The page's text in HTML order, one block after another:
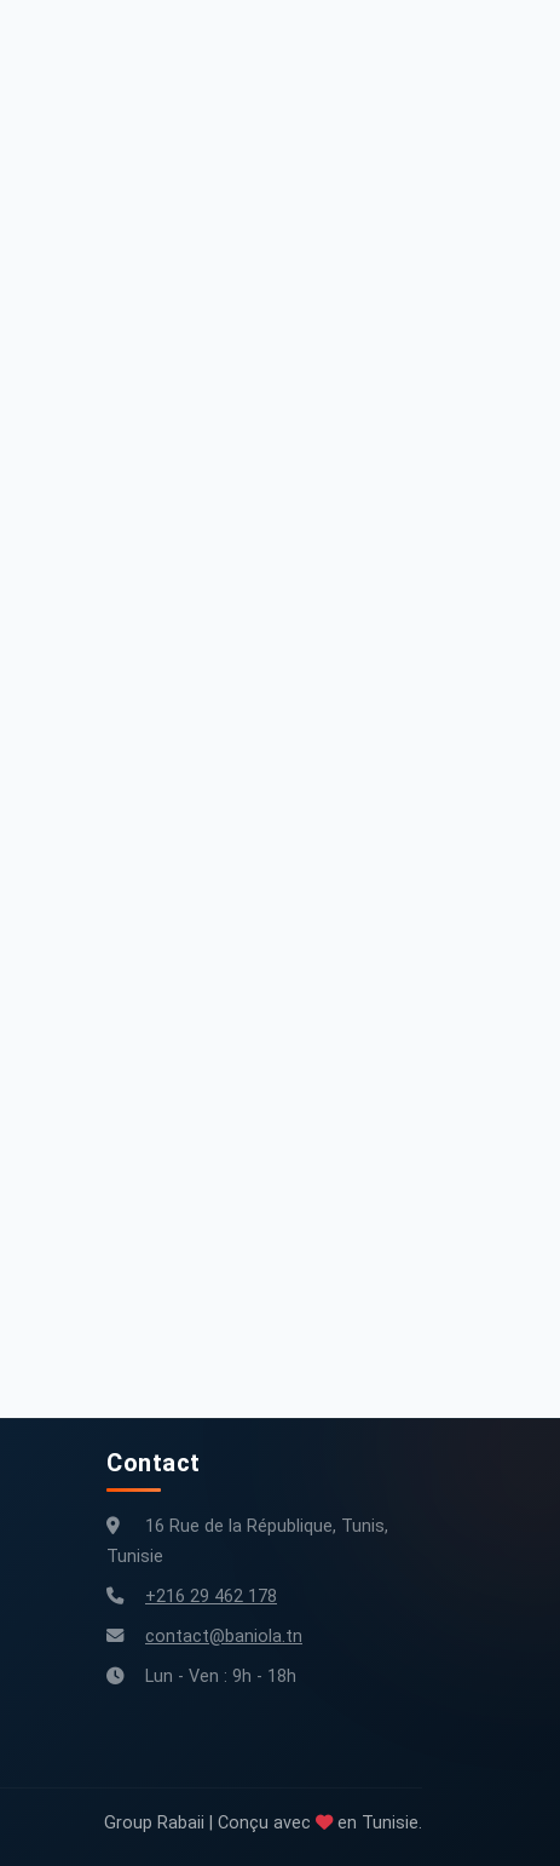
Contact
16 Rue de la République, Tunis,
Tunisie
+216 29 462 178
contact@baniola.tn
Lun - Ven : 9h - 18h
Group Rabaii | Conçu avec en Tunisie.